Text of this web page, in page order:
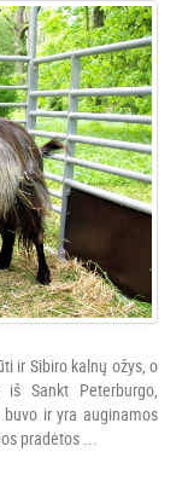
ir Sibiro kalnų ožys, o
Sankt Peterburgo,
ir yra auginamos
pradėtos ...